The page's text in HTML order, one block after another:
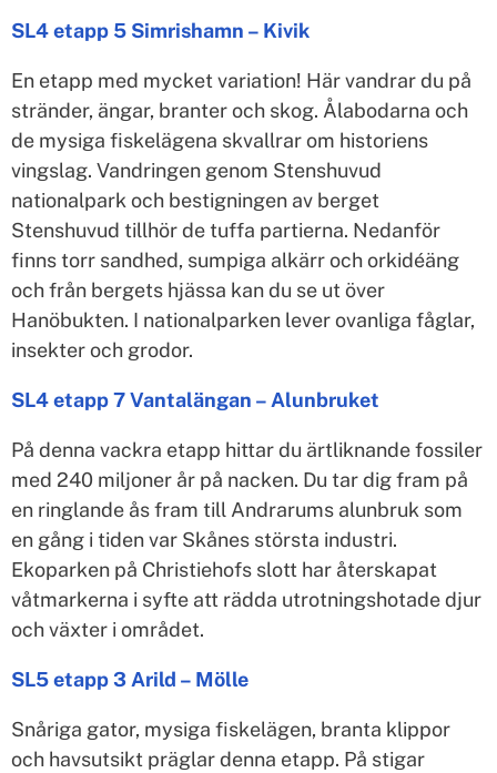
SL4 etapp 5 Simrishamn – Kivik
En etapp med mycket variation! Här vandrar du på
stränder, ängar, branter och skog. Ålabodarna och
de mysiga fiskelägena skvallrar om historiens
vingslag. Vandringen genom Stenshuvud
nationalpark och bestigningen av berget
Stenshuvud tillhör de tuffa partierna. Nedanför
finns torr sandhed, sumpiga alkärr och orkidéäng
och från bergets hjässa kan du se ut över
Hanöbukten. I nationalparken lever ovanliga fåglar,
insekter och grodor.
SL4 etapp 7 Vantalängan – Alunbruket
På denna vackra etapp hittar du ärtliknande fossiler
med 240 miljoner år på nacken. Du tar dig fram på
en ringlande ås fram till Andrarums alunbruk som
en gång i tiden var Skånes största industri.
Ekoparken på Christiehofs slott har återskapat
våtmarkerna i syfte att rädda utrotningshotade djur
och växter i området.
SL5 etapp 3 Arild – Mölle
Snåriga gator, mysiga fiskelägen, branta klippor
och havsutsikt präglar denna etapp. På stigar